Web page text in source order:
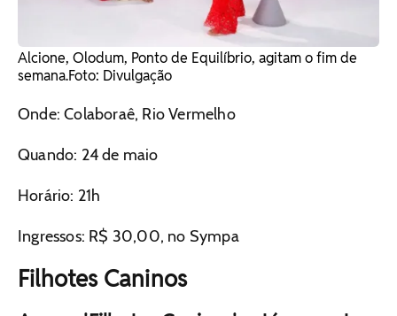
Alcione, Olodum, Ponto de Equilíbrio, agitam o fim de
semana. ​Foto: Divulgação
Onde: Colaboraê, Rio Vermelho
Quando: 24 de maio
Horário: 21h
Ingressos: R$ 30,00, no Sympa
Filhotes Caninos